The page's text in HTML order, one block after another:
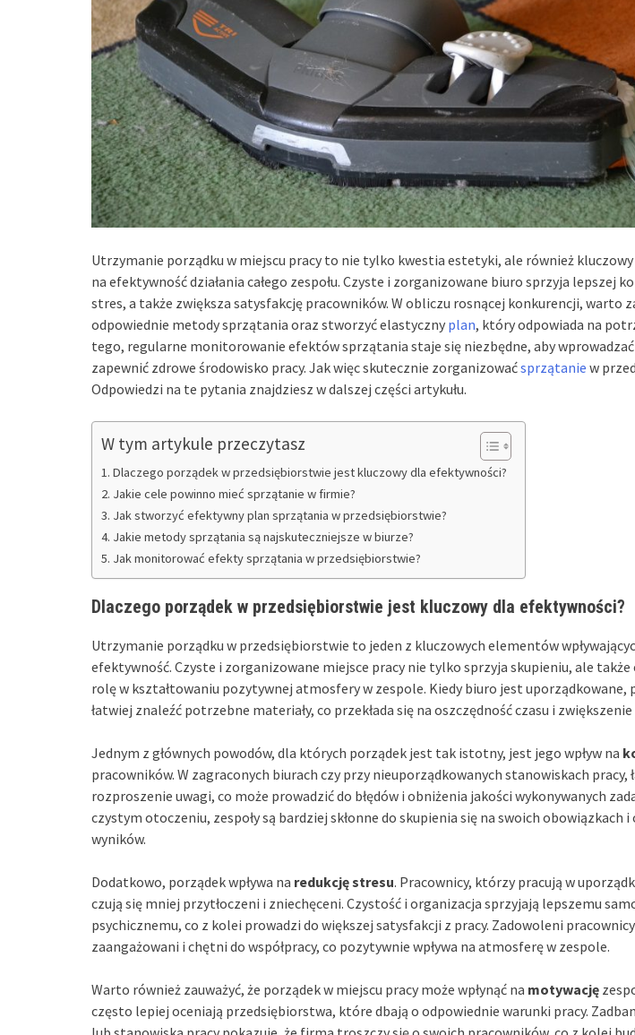
Utrzymanie porządku w miejscu pracy to nie tylko kwestia estetyki, ale również
na efektywność działania całego zespołu. Czyste i zorganizowane biuro sprzyja lepszej
stres, a także zwiększa satysfakcję pracowników. W obliczu rosnącej konkurencji, warto
odpowiednie metody sprzątania oraz stworzyć elastyczny plan, który odpowiada na
tego, regularne monitorowanie efektów sprzątania staje się niezbędne, aby
zapewnić zdrowe środowisko pracy. Jak więc skutecznie zorganizowaćsprzątanie w
Odpowiedzi na te pytania znajdziesz w dalszej części artykułu.
W tym artykule przeczytasz
Dlaczego porządek w przedsiębiorstwie jest kluczowy dla efektywności?
Jakie cele powinno mieć sprzątanie w firmie?
Jak stworzyć efektywny plan sprzątania w przedsiębiorstwie?
Jakie metody sprzątania są najskuteczniejsze w biurze?
Jak monitorować efekty sprzątania w przedsiębiorstwie?
Dlaczego porządek w przedsiębiorstwie jest kluczowy dla efektywności?
Utrzymanie porządku w przedsiębiorstwie to jeden z kluczowych elementów
efektywność. Czyste i zorganizowane miejsce pracy nie tylko sprzyja skupieniu, ale
rolę w kształtowaniu pozytywnej atmosfery w zespole. Kiedy biuro jest uporządkowane,
łatwiej znaleźć potrzebne materiały, co przekłada się na oszczędność czasu i
Jednym z głównych powodów, dla których porządek jest tak istotny, jest jego wpływ na
pracowników. W zagraconych biurach czy przy nieuporządkowanych stanowiskach pracy,
rozproszenie uwagi, co może prowadzić do błędów i obniżenia jakości wykonywanych
czystym otoczeniu, zespoły są bardziej skłonne do skupienia się na swoich obowiązkach
wyników.
Dodatkowo, porządek wpływa na redukcję stresu. Pracownicy, którzy pracują w
czują się mniej przytłoczeni i zniechęceni. Czystość i organizacja sprzyjają lepszemu
psychicznemu, co z kolei prowadzi do większej satysfakcji z pracy. Zadowoleni
zaangażowani i chętni do współpracy, co pozytywnie wpływa na atmosferę w zespole.
Warto również zauważyć, że porządek w miejscu pracy może wpłynąć na motywację
często lepiej oceniają przedsiębiorstwa, które dbają o odpowiednie warunki pracy.